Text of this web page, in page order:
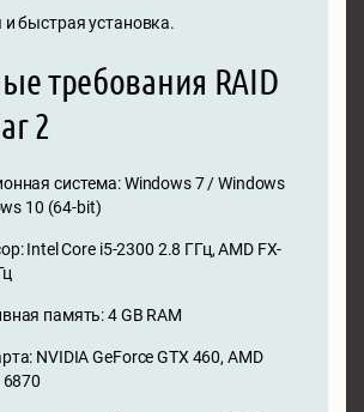
и быстрая установка.
требования RAID
2
система: Windows 7 / Windows
10 (64-bit)
Intel Core i5-2300 2.8 ГГц, AMD FX-
память: 4 GB RAM
NVIDIA GeForce GTX 460, AMD
6870